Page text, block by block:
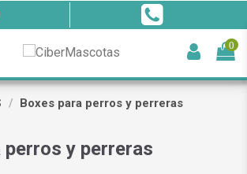
0
Boxes para perros y perreras
perros y perreras